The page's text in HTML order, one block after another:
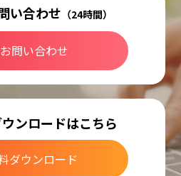
い合わせ （24時間）
お問い合わせ
ンロードはこちら
ダウンロード